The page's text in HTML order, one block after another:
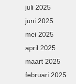
juli 2025
juni 2025
mei 2025
april 2025
maart 2025
februari 2025